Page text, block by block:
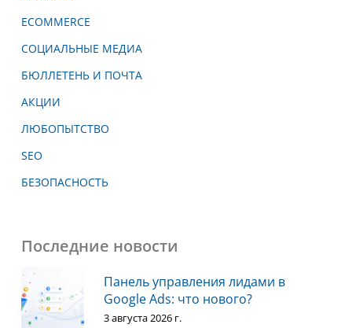
ECOMMERCE
СОЦИАЛЬНЫЕ МЕДИА
БЮЛЛЕТЕНЬ И ПОЧТА
АКЦИИ
ЛЮБОПЫТСТВО
SEO
БЕЗОПАСНОСТЬ
Последние новости
Панель управления лидами в
Google Ads: что нового?
3 августа 2026 г.